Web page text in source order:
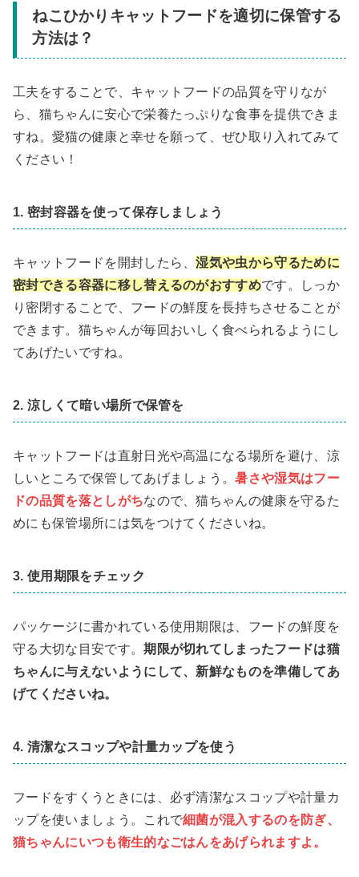
ねこひかりキャットフードを適切に保管する
方法は？
工夫をすることで、キャットフードの品質を守りなが
ら、猫ちゃんに安心で栄養たっぷりな食事を提供できま
すね。愛猫の健康と幸せを願って、ぜひ取り入れてみて
ください！
1. 密封容器を使って保存しましょう
キャットフードを開封したら、湿気や虫から守るために
密封できる容器に移し替えるのがおすすめです。しっか
り密閉することで、フードの鮮度を長持ちさせることが
できます。猫ちゃんが毎回おいしく食べられるようにし
てあげたいですね。
2. 涼しくて暗い場所で保管を
キャットフードは直射日光や高温になる場所を避け、涼
しいところで保管してあげましょう。暑さや湿気はフー
ドの品質を落としがちなので、猫ちゃんの健康を守るた
めにも保管場所には気をつけてくださいね。
3. 使用期限をチェック
パッケージに書かれている使用期限は、フードの鮮度を
守る大切な目安です。期限が切れてしまったフードは猫
ちゃんに与えないようにして、新鮮なものを準備してあ
げてくださいね。
4. 清潔なスコップや計量カップを使う
フードをすくうときには、必ず清潔なスコップや計量カ
ップを使いましょう。これで細菌が混入するのを防ぎ、
猫ちゃんにいつも衛生的なごはんをあげられますよ。